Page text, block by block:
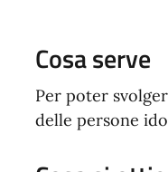
Cosa serve
Per poter
delle persone